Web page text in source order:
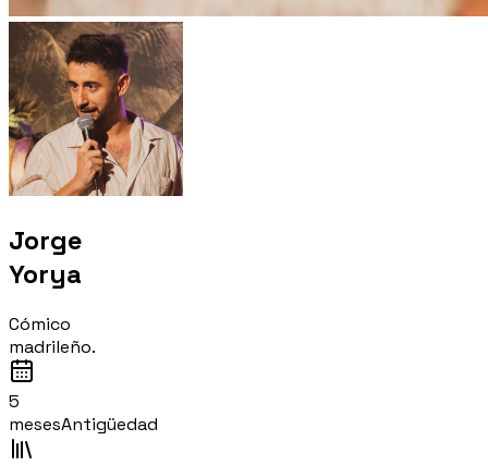
Jorge
Yorya
Cómico
madrileño.
5
mesesAntigüedad